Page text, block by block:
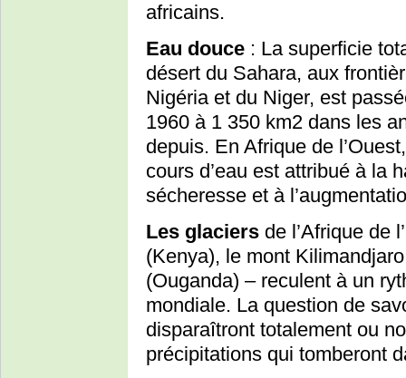
africains.
Eau douce : La superficie
désert du Sahara, aux
Nigéria et du Niger, est
1960 à 1 350 km2 dans les
depuis. En Afrique de
cours d’eau est attribué à la
sécheresse et à
Les glaciers de l’Afrique de
(Kenya), le mont
(Ouganda) – reculent à un
mondiale. La question de
disparaîtront totalement ou
précipitations qui tomberont